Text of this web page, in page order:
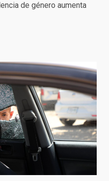
de género aumenta